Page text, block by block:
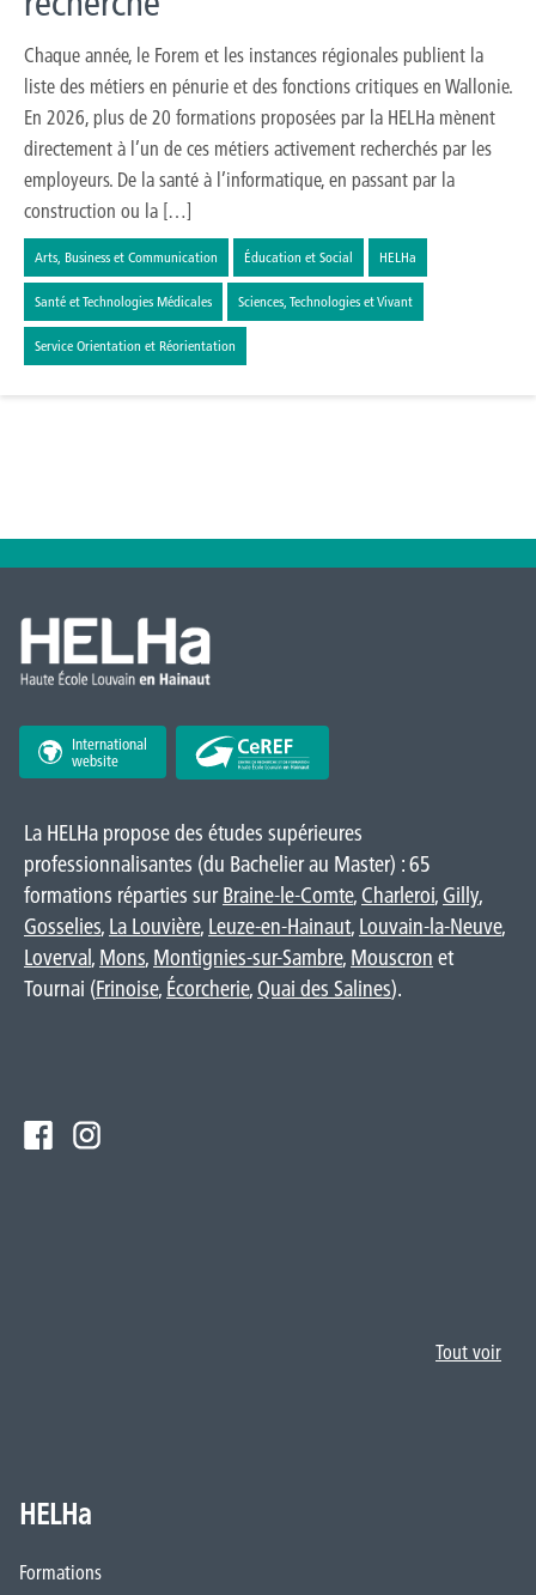
Chaque année, le Forem et les instances régionales publient la
liste des métiers en pénurie et des fonctions critiques en Wallonie.
En 2026, plus de 20 formations proposées par la HELHa mènent
directement à l’un de ces métiers activement recherchés par les
employeurs. De la santé à l’informatique, en passant par la
construction ou la […]
Arts, Business et Communication Éducation et Social HELHa
Santé et Technologies Médicales Sciences, Technologies et Vivant
Service Orientation et Réorientation
International
website
La HELHa propose des études supérieures
professionnalisantes (du Bachelier au Master) : 65
formations réparties surBraine-le-Comte, Charleroi, Gilly,
Gosselies, La Louvière, Leuze-en-Hainaut, Louvain-la-Neuve,
Loverval, Mons, Montignies-sur-Sambre, Mouscron et
Tournai (Frinoise, Écorcherie, Quai des Salines).
HELHa